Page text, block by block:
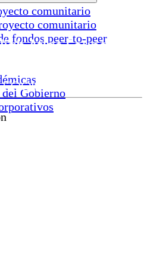
comunitario
comunitario
fondos peer-to-peer
del Gobierno